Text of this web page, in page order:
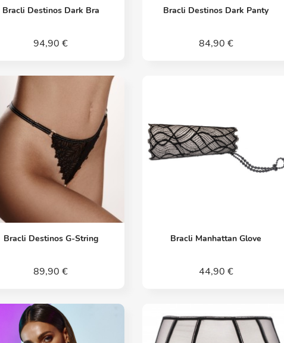
Vorschau
Bracli Destinos Dark Bra
94,90 €
Vorschau
Bracli Destinos Dark Panty
84,90 €
Vorschau
Bracli Destinos G-String
89,90 €
Vorschau
Bracli Manhattan Glove
44,90 €